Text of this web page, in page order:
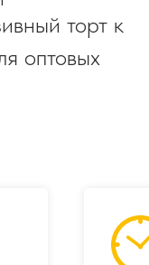
торт к
оптовых